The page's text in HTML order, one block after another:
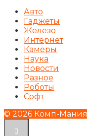
Авто
Гаджеты
Железо
Интернет
Камеры
Наука
Новости
Разное
Роботы
Софт
© 2026 Комп-Мания